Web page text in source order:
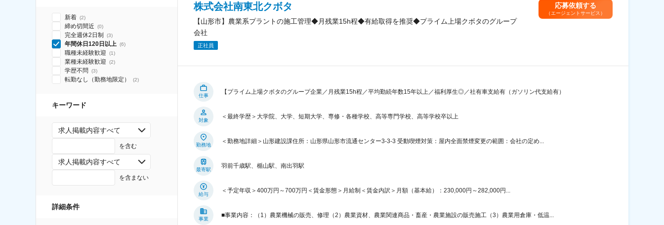
新着 (2)
締め切間近 (0)
完全週休2日制 (3)
年間休日120日以上 (6)
職種未経験歓迎 (1)
業種未経験歓迎 (2)
学歴不問 (3)
転勤なし（勤務地限定） (2)
キーワード
求人掲載内容すべて
を含む
求人掲載内容すべて
を含まない
詳細条件
株式会社南東北クボタ
【山形市】農業系プラントの施工管理◆月残業15h程◆有給取得を推奨◆プライム上場クボタのグループ
会社
正社員
応募依頼する
（エージェントサービス）
仕事
【プライム上場クボタのグループ企業／月残業15h程／平均勤続年数15年以上／福利厚生◎／社有車支給有（ガソリン代支給有）
対象
＜最終学歴＞大学院、大学、短期大学、専修・各種学校、高等専門学校、高等学校卒以上
勤務地
＜勤務地詳細＞山形建設課住所：山形県山形市流通センター3-3-3 受動喫煙対策：屋内全面禁煙変更の範囲：会社の定め...
最寄駅
羽前千歳駅、楯山駅、南出羽駅
給与
＜予定年収＞400万円～700万円＜賃金形態＞月給制＜賃金内訳＞月額（基本給）：230,000円～282,000円...
事業
■事業内容：（1）農業機械の販売、修理（2）農業資材、農業関連商品・畜産・農業施設の販売施工（3）農業用倉庫・低温...